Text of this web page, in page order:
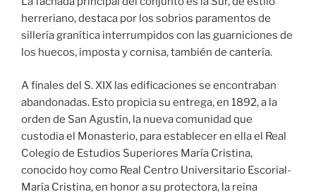
herreriano, destaca por los sobrios paramentos de
sillería granítica interrumpidos con las guarniciones de
los huecos, imposta y cornisa, también de cantería.
A finales del S. XIX las edificaciones se encontraban
abandonadas. Esto propicia su entrega, en 1892, a la
orden de San Agustín, la nueva comunidad que
custodia el Monasterio, para establecer en ella el Real
Colegio de Estudios Superiores María Cristina,
conocido hoy como Real Centro Universitario Escorial-
María Cristina, en honor a su protectora, la reina